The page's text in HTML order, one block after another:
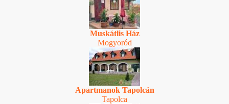
Muskátlis Ház
Mogyoród
Apartmanok Tapolcán
Tapolca